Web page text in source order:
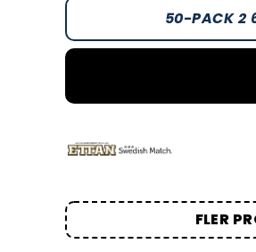
50-PACK 2
FLER